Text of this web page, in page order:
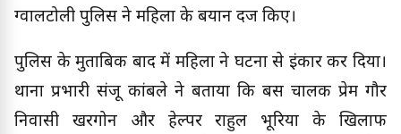
ग्वालटोली पुलिस ने महिला के बयान दर्ज किए।
पुलिस के मुताबिक बाद में महिला ने घटना से इंकार कर दिया।
थाना प्रभारी संजू कांबले ने बताया कि बस चालक प्रेम गौर
निवासी खरगोन और हेल्पर राहुल भूरिया के खिलाफ